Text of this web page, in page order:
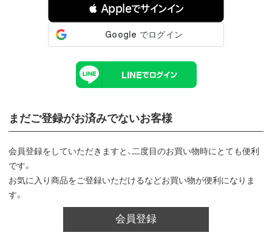
 Appleでサインイン
まだご登録がお済みでないお客様
会員登録をしていただきますと、二度目のお買い物時にとても便利
です。
お気に入り商品をご登録いただけるなどお買い物が便利になりま
す。
会員登録